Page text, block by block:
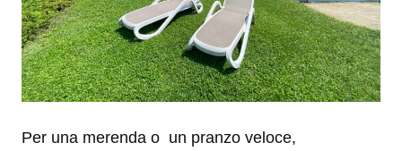
Per una merenda o un pranzo veloce,